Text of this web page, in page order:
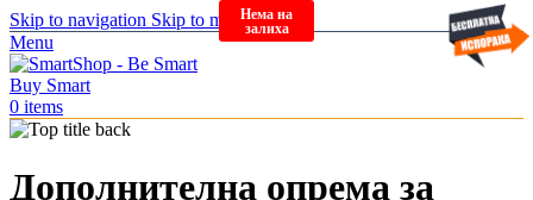
Skip to navigation Skip to main content
Menu
0 items
Дополнителна опрема за
Нема на
залиха